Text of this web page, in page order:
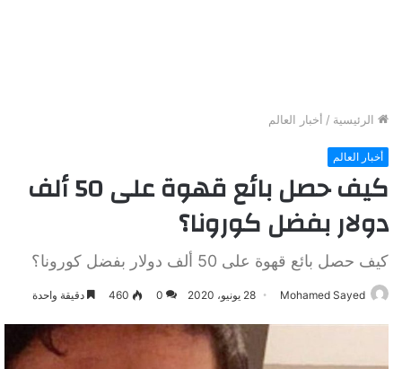
الرئيسية / أخبار العالم
أخبار العالم
كيف حصل بائع قهوة على 50 ألف
دولار بفضل كورونا؟
كيف حصل بائع قهوة على 50 ألف دولار بفضل كورونا؟
Mohamed Sayed 28 يونيو، 2020 0
460 دقيقة واحدة